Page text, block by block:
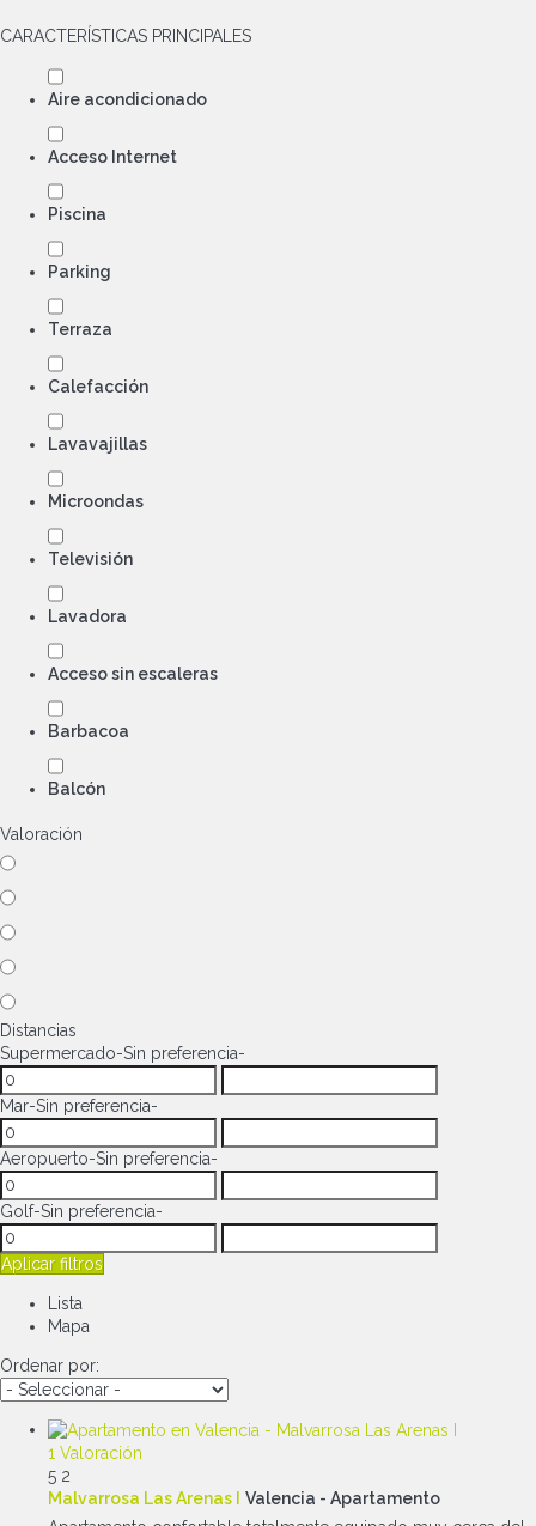
CARACTERÍSTICAS PRINCIPALES
Aire acondicionado
Acceso Internet
Piscina
Parking
Terraza
Calefacción
Lavavajillas
Microondas
Televisión
Lavadora
Acceso sin escaleras
Barbacoa
Balcón
Valoración
Distancias
Supermercado-Sin preferencia-
Mar-Sin preferencia-
Aeropuerto-Sin preferencia-
Golf-Sin preferencia-
Aplicar filtros
Lista
Mapa
Ordenar por:
1 Valoración
5 2
Malvarrosa Las Arenas I
Valencia - Apartamento